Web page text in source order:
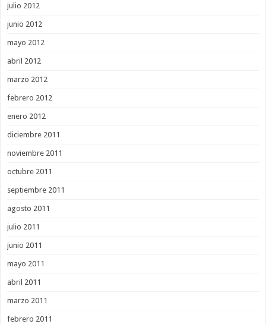
julio 2012
junio 2012
mayo 2012
abril 2012
marzo 2012
febrero 2012
enero 2012
diciembre 2011
noviembre 2011
octubre 2011
septiembre 2011
agosto 2011
julio 2011
junio 2011
mayo 2011
abril 2011
marzo 2011
febrero 2011